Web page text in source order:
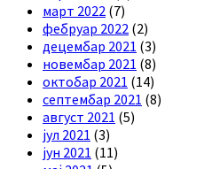
март 2022 (7)
фебруар 2022 (2)
децембар 2021 (3)
новембар 2021 (8)
октобар 2021 (14)
септембар 2021 (8)
август 2021 (5)
јул 2021 (3)
јун 2021 (11)